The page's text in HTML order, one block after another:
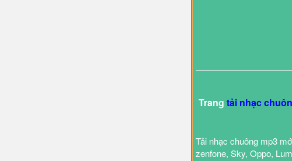
Trang tải nhạc
Tải nhạc chuông mp3
zenfone, Sky, Oppo,